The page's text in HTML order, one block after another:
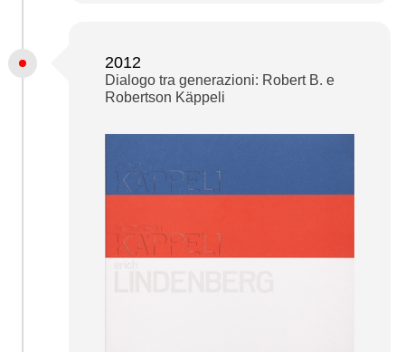
2012
Dialogo tra generazioni: Robert B. e
Robertson Käppeli